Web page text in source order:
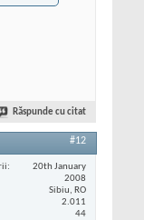
Răspunde cu citat
#12
20th January
2008
Sibiu, RO
2.011
44